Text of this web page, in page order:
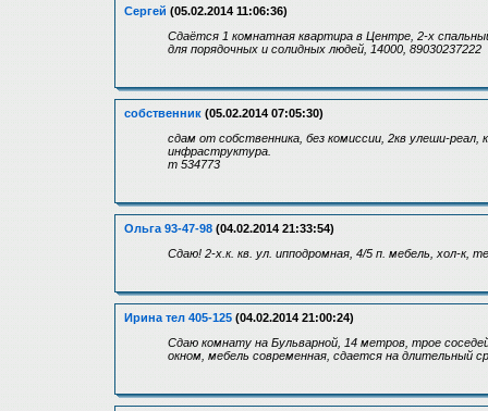
Сергей (05.02.2014 11:06:36)
Сдаётся 1 комнатная квартира в Центре, 2-х
для порядочных и солидных людей, 14000, 89030237222
собственник (05.02.2014 07:05:30)
сдам от собственника, без комиссии, 2кв улеши-
инфраструктура.
т 534773
Ольга 93-47-98 (04.02.2014 21:33:54)
Сдаю! 2-х.к. кв. ул. ипподромная, 4/5 п. мебель, хол-к,
Ирина тел 405-125 (04.02.2014 21:00:24)
Сдаю комнату на Бульварной, 14 метров, трое
окном, мебель современная, сдается на длительный